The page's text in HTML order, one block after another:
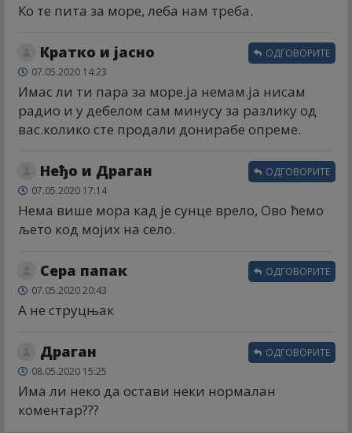
Ко те пита за море, леба нам треба.
Кратко и јасно
07.05.2020 14:23
Имас ли ти пара за море.ја немам.ја нисам
радио и у дебелом сам минусу за разлику од
вас.колико сте продали донирабе опреме.
ОДГОВОРИТЕ
Неђо и Драган
07.05.2020 17:14
Нема више мора кад је сунце врело, Ово ћемо
љето код мојих на село.
ОДГОВОРИТЕ
Сера папак
07.05.2020 20:43
А не струцњак
ОДГОВОРИТЕ
Драган
08.05.2020 15:25
Има ли неко да остави неки нормалан
коментар???
ОДГОВОРИТЕ